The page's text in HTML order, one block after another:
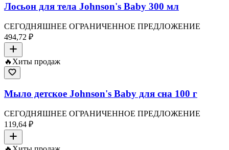
Лосьон для тела Johnson's Baby 300 мл
СЕГОДНЯШНЕЕ ОГРАНИЧЕННОЕ ПРЕДЛОЖЕНИЕ
494,72 ₽
🔥 Хиты продаж
Мыло детское Johnson's Baby для сна 100 г
СЕГОДНЯШНЕЕ ОГРАНИЧЕННОЕ ПРЕДЛОЖЕНИЕ
119,64 ₽